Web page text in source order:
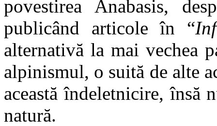
povestirea Anabasis,
publicând articole în “
alternativă la mai vechea
alpinismul, o suită de alte
această îndeletnicire, însă
natură.